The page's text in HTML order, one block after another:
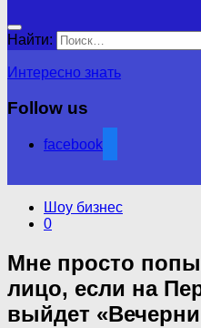
Найти:
Интересно знать
Follow us
facebook
Шоу бизнес
0
Мне просто
лицо, если на
выйдет